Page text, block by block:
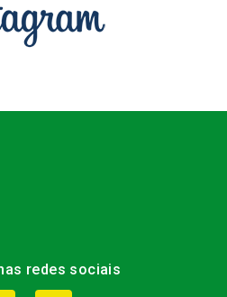
redes sociais